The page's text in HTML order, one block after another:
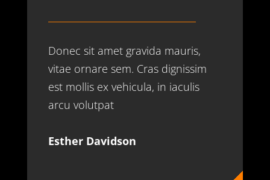
Donec sit amet gravida mauris,
vitae ornare sem. Cras dignissim
est mollis ex vehicula, in iaculis
arcu volutpat
Esther Davidson